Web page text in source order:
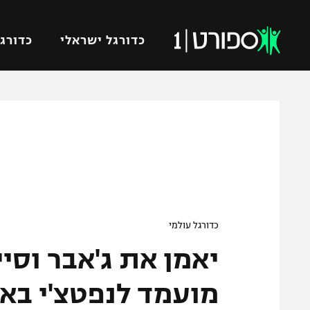
כדורגל ישראלי
ברחבה
"מעל הליגה" – פודקאסט
"מחצית בשכונה" – פודקאסט
מכבי
בית"ר
כדורגל עולמי
יאמן את ג'אבר
מועמד לנפטצ'י